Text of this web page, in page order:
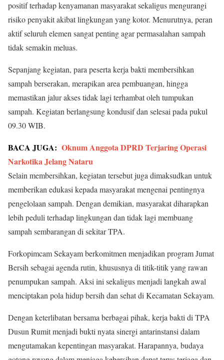
positif terhadap kenyamanan masyarakat sekaligus mengurangi
risiko penyakit akibat lingkungan yang kotor. Menurutnya, peran
aktif seluruh elemen sangat penting agar permasalahan sampah
tidak semakin meluas.
Sepanjang kegiatan, para peserta kerja bakti membersihkan
sampah berserakan, merapikan area pembuangan, hingga
memastikan jalur akses tidak lagi terhambat oleh tumpukan
sampah. Kegiatan berlangsung kondusif dan selesai pada pukul
09.30 WIB.
BACA JUGA: Oknum Anggota DPRD Terjaring Operasi
Narkotika Jelang Nataru
Selain membersihkan, kegiatan tersebut juga dimaksudkan untuk
memberikan edukasi kepada masyarakat mengenai pentingnya
pengelolaan sampah. Dengan demikian, masyarakat diharapkan
lebih peduli terhadap lingkungan dan tidak lagi membuang
sampah sembarangan di sekitar TPA.
Forkopimcam Sekayam berkomitmen menjadikan program Jumat
Bersih sebagai agenda rutin, khususnya di titik-titik yang rawan
penumpukan sampah. Aksi ini sekaligus menjadi langkah awal
menciptakan pola hidup bersih dan sehat di Kecamatan Sekayam.
Dengan keterlibatan bersama berbagai pihak, kerja bakti di TPA
Dusun Rumit menjadi bukti nyata sinergi antarinstansi dalam
mengutamakan kepentingan masyarakat. Harapannya, budaya